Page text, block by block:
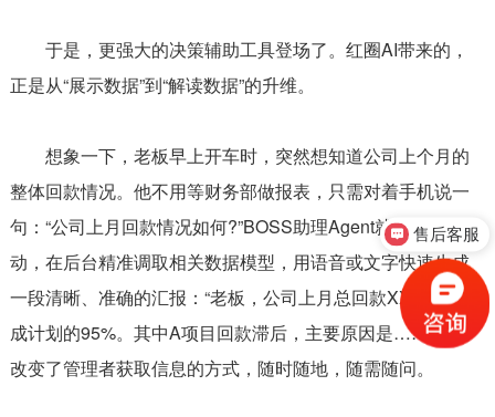
于是，更强大的决策辅助工具登场了。红圈AI带来的，
正是从“展示数据”到“解读数据”的升维。
想象一下，老板早上开车时，突然想知道公司上个月的
整体回款情况。他不用等财务部做报表，只需对着手机说一
句：“公司上月回款情况如何?”BOSS助理Agent就会立刻启
动，在后台精准调取相关数据模型，用语音或文字快速生成
一段清晰、准确的汇报：“老板，公司上月总回款XX万元，完
成计划的95%。其中A项目回款滞后，主要原因是……”。这
改变了管理者获取信息的方式，随时随地，随需随问。
售后客服